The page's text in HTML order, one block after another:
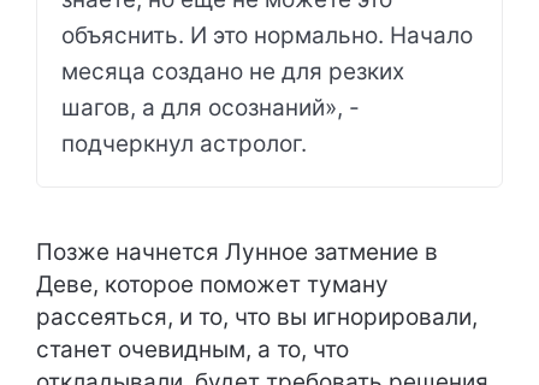
объяснить. И это нормально. Начало
месяца создано не для резких
шагов, а для осознаний», -
подчеркнул астролог.
Позже начнется Лунное затмение в
Деве, которое поможет туману
рассеяться, и то, что вы игнорировали,
станет очевидным, а то, что